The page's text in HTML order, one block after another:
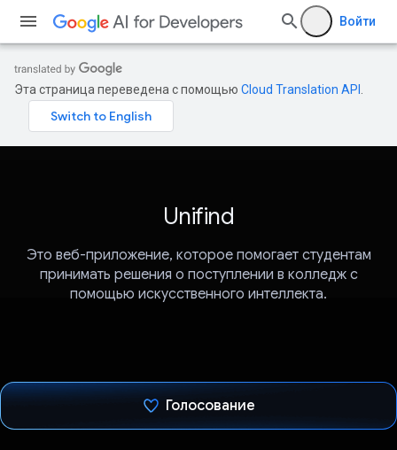
Войти
Эта страница переведена с помощью Cloud Translation API
Unifind
Это веб-приложение, которое помогает студентам
принимать решения о поступлении в колледж с
помощью искусственного интеллекта.
Голосование